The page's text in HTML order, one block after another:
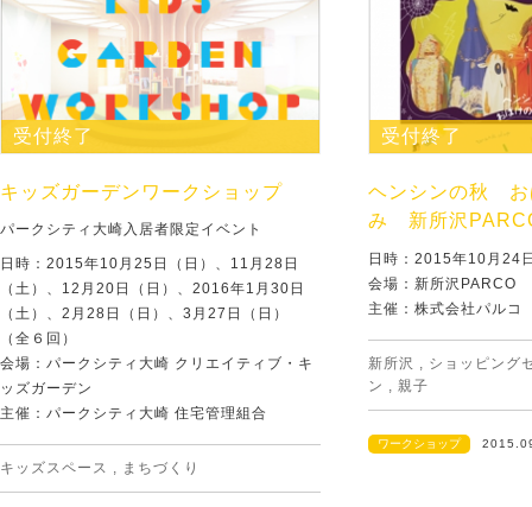
受付終了
キッズガーデンワークショップ
パークシティ大崎入居者限定イベント
日時：2015年10月25日（日）、11月28日
（土）、12月20日（日）、2016年1月30日
（土）、2月28日（日）、3月27日（日）
（全６回）
会場：パークシティ大崎 クリエイティブ・キ
ッズガーデン
主催：パークシティ大崎 住宅管理組合
キッズスペース , まちづくり
受付終了
ヘンシンの秋 お
み 新所沢
日時：2015年10月24
会場：新所沢PARCO
主催：株式会社パルコ
新所沢 , ショッピング
ン , 親子
ワークショップ